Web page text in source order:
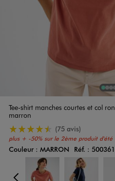
1Sur 4
2 3
Tee-shirt manches courtes et col
marron
plus + -50% sur le 2ème produit d'été
4.5/5 de moyenne
(75 avis)
Couleur
Couleur : MARRON Réf. :
Choisissez votre Couleur